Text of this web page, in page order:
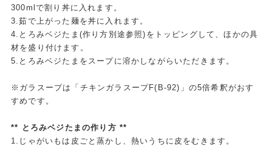
300mlで割り丼に入れます。
3.茹で上がった麺を丼に入れます。
4.とろみベジたま(作り方別途参照)をトッピングして、ほかの具
材を盛り付けます。
5.とろみベジたまをスープに溶かしながらいただきます。
※ガラスープは「チキンガラスープF(B-92)」の5倍希釈がおす
すめです。
** とろみベジたまの作り方 **
1.じゃがいもは皮ごと蒸かし、熱いうちに皮をむきます。